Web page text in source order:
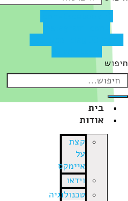
Icon-
בית
אודות
קצת
על
איימקס
וידאו
טכנולוגיה